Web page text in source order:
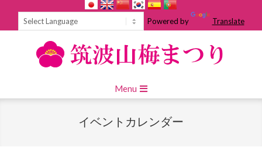
Powered by Translate
Navigation
Menu
イベントカレンダー